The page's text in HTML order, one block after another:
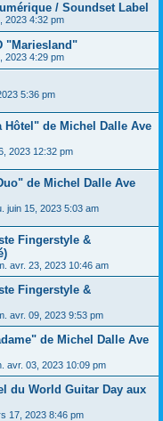
/ Soundset Label
2023 4:32 pm
"Mariesland"
2023 4:29 pm
5:36 pm
Hôtel" de Michel Dalle Ave
2023 12:32 pm
de Michel Dalle Ave
juin 15, 2023 5:03 am
Fingerstyle &
avr. 23, 2023 10:46 am
Fingerstyle &
avr. 09, 2023 9:53 pm
de Michel Dalle Ave
avr. 03, 2023 10:09 pm
du World Guitar Day aux
17, 2023 8:46 pm